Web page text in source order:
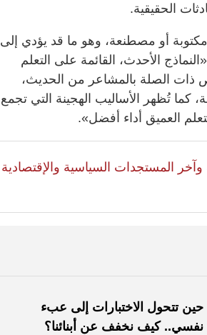
الحقيقية.
أو مصطنعة، وهو ما قد يؤدي إلى
الأحدث، القائمة على التعلم
ذات الصلة بالمشاعر من الحديث،
كما تُظهر الأساليب الهجينة التي تجمع
العميق أداء أفضل».
وآخر المستجدات السياسية والإقتصادية
حين تتحول الاختبارات إلى عبء
نفسي.. كيف نخفف عن أبنائنا؟